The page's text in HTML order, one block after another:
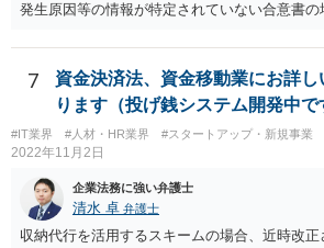
発生原因等の情報が特定されていない合意書
項など、合意書に記載した方が良い文言もあ
た方が良いです。 合意書など法的な書面は文
得るので、弁護士にご事情を伝えて直接相談、
ることをお勧めいたします。
7
資金決済法、資金移動業にお詳
ります（投げ銭システム開発中で
#IT業界 #人材・HR業界 #スタートアップ・新規事業
2022年11月2日
企業法務に強い弁護士
清水 卓 弁護士
収納代行を活用するスキームの場合、近時改正